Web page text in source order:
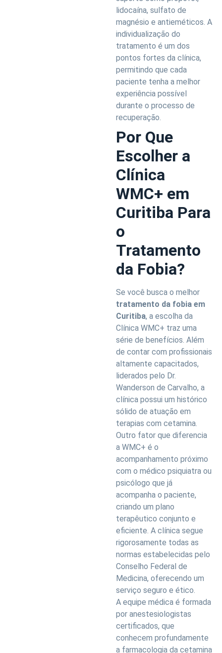
lidocaína, sulfato de
magnésio e antieméticos. A
individualização do
tratamento é um dos
pontos fortes da clínica,
permitindo que cada
paciente tenha a melhor
experiência possível
durante o processo de
recuperação.
Por Que
Escolher a
Clínica
WMC+ em
Curitiba Para
o
Tratamento
da Fobia?
Se você busca o melhor
tratamento da fobia em
Curitiba, a escolha da
Clínica WMC+ traz uma
série de benefícios. Além
de contar com profissionais
altamente capacitados,
liderados pelo Dr.
Wanderson de Carvalho, a
clínica possui um histórico
sólido de atuação em
terapias com cetamina.
Outro fator que diferencia
a WMC+ é o
acompanhamento próximo
com o médico psiquiatra ou
psicólogo que já
acompanha o paciente,
criando um plano
terapêutico conjunto e
eficiente. A clínica segue
rigorosamente todas as
normas estabelecidas pelo
Conselho Federal de
Medicina, oferecendo um
serviço seguro e ético.
A equipe médica é formada
por anestesiologistas
certificados, que
conhecem profundamente
a farmacologia da cetamina